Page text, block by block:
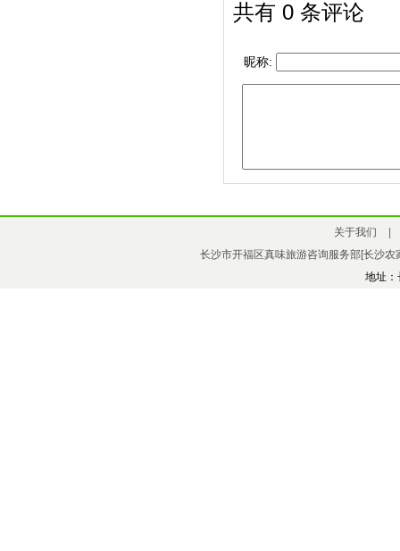
共有 0 条评论
昵称:
关于我们
长沙市开福区真味旅游咨询服务部[长沙农
地址：